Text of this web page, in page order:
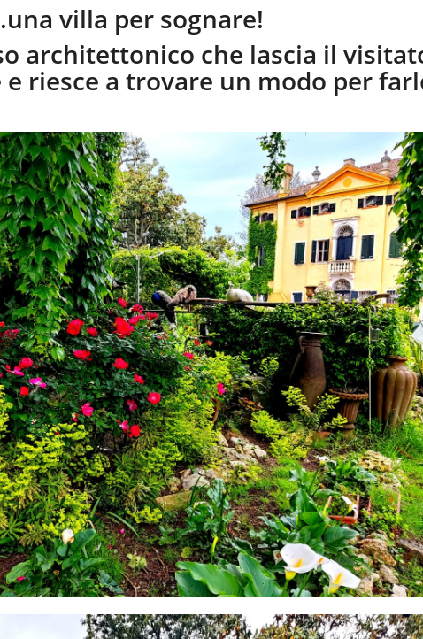
villa per sognare!
architettonico che lascia il
e riesce a trovare un modo per